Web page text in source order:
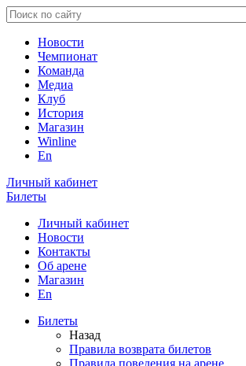
Новости
Чемпионат
Команда
Медиа
Клуб
История
Магазин
Winline
En
Личный кабинет
Билеты
Личный кабинет
Новости
Контакты
Об арене
Магазин
En
Билеты
Назад
Правила возврата билетов
Правила поведения на арене